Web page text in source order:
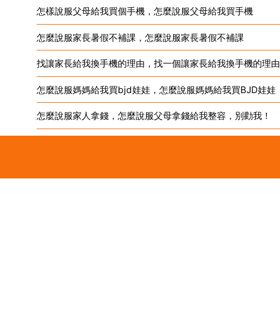
怎樣說服父母給我買個手機，怎麼說服父母給我買手機
怎麼說服家長暑假不補課，怎麼說服家長暑假不補課
找讓家長給我換手機的理由，找一個讓家長給我換手機的理由
怎麼說服媽媽給我買bjd娃娃，怎麼說服媽媽給我買BJD娃娃
怎麼說服家人拿錢，怎麼說服父母拿錢給我整容，別勸我！